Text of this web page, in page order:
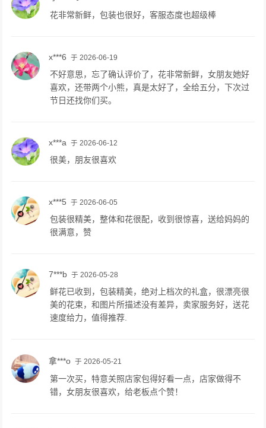
花非常新鲜，包装也很好，客服态度也超级棒
x***6 于 2026-06-19
不好意思，忘了确认评价了，花非常新鲜，女朋友她好
喜欢，还带两个小熊，真是太好了，全给五分，下次过
节日还找你们买。
x***a 于 2026-06-12
很美，朋友很喜欢
x***5 于 2026-06-05
包装很精美，整体和花很配，收到很惊喜，送给妈妈的
很满意，赞
7***b 于 2026-05-28
鲜花已收到，包装精美，绝对上档次的礼盒，很漂亮很
美的花束，和图片所描述没有差异，卖家服务好，送花
速度给力，值得推荐.
拿***o 于 2026-05-21
第一次买，特意关照店家包得好看一点，店家做得不
错，女朋友很喜欢，给老板点个赞！